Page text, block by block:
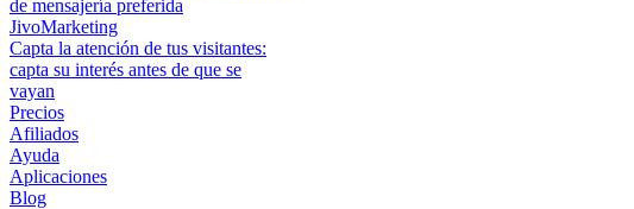
de mensajería preferida
JivoMarketing
Capta la atención de tus visitantes:
capta su interés antes de que se
vayan
Precios
Afiliados
Ayuda
Aplicaciones
Blog